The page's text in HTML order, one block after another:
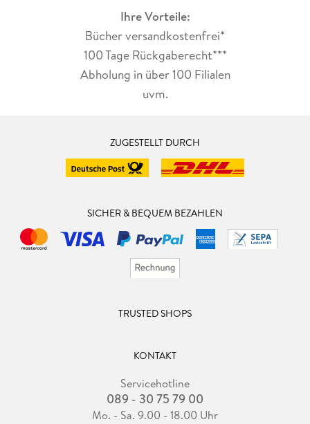
Ihre Vorteile:
Bücher versandkostenfrei*
100 Tage Rückgaberecht***
Abholung in über 100 Filialen
uvm.
ZUGESTELLT DURCH
SICHER & BEQUEM BEZAHLEN
TRUSTED SHOPS
KONTAKT
Servicehotline
089 - 30 75 79 00
Mo. - Sa. 9.00 - 18.00 Uhr